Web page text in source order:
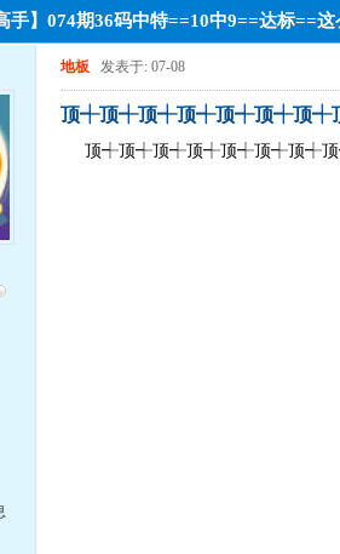
手】074期36码中特==10中9==达标==
地板 发表于: 07-08
顶┽顶┽顶┽顶┽顶┽顶┽顶┽
顶┽顶┽顶┽顶┽顶┽顶┽顶┽